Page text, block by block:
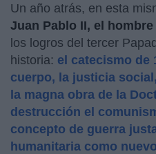
Un año atrás, en esta
Juan Pablo II, el
los logros del tercer
historia: el catecismo de
cuerpo, la justicia
la magna obra de la
destrucción el
concepto de guerra
humanitaria como